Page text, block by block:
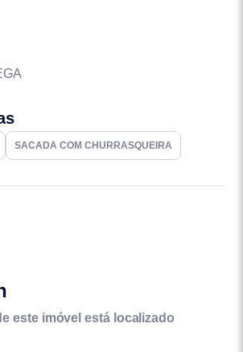
SACADA COM CHURRASQUEIRA
este imóvel está localizado